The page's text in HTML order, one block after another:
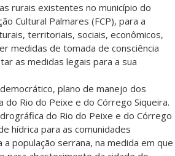
rurais existentes no município do
Cultural Palmares (FCP), para a
territoriais, sociais, econômicos,
medidas de tomada de consciência
as medidas legais para a sua
plano de manejo dos
Rio do Peixe e do Córrego Siqueira.
do Rio do Peixe e do Córrego
hídrica para as comunidades
população serrana, na medida em que